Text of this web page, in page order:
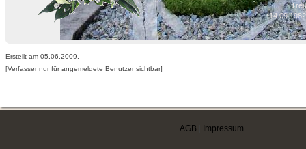
Erstellt am 05.06.2009,
[Verfasser nur für angemeldete Benutzer sichtbar]
AGB Impressum